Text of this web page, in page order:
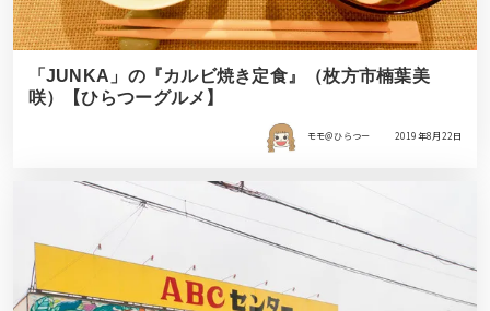
「JUNKA」の『カルビ焼き定食』（枚方市楠葉美
咲）【ひらつーグルメ】
モモ＠ひらつー 2019年8月22日